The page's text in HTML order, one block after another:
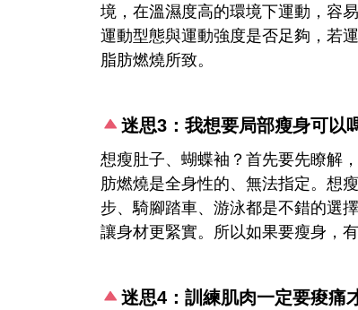
境，在溫濕度高的環境下運動，容
運動型態與運動強度是否足夠，若
脂肪燃燒所致。
迷思3：我想要局部瘦身可以
想瘦肚子、蝴蝶袖？首先要先瞭解
肪燃燒是全身性的、無法指定。想
步、騎腳踏車、游泳都是不錯的選
讓身材更緊實。所以如果要瘦身，
迷思4：訓練肌肉一定要痠痛